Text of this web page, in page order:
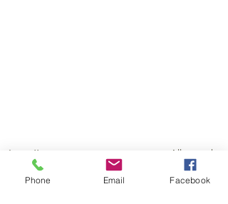
Aktuelle Beiträge Alle ansehen
Phone Email Facebook